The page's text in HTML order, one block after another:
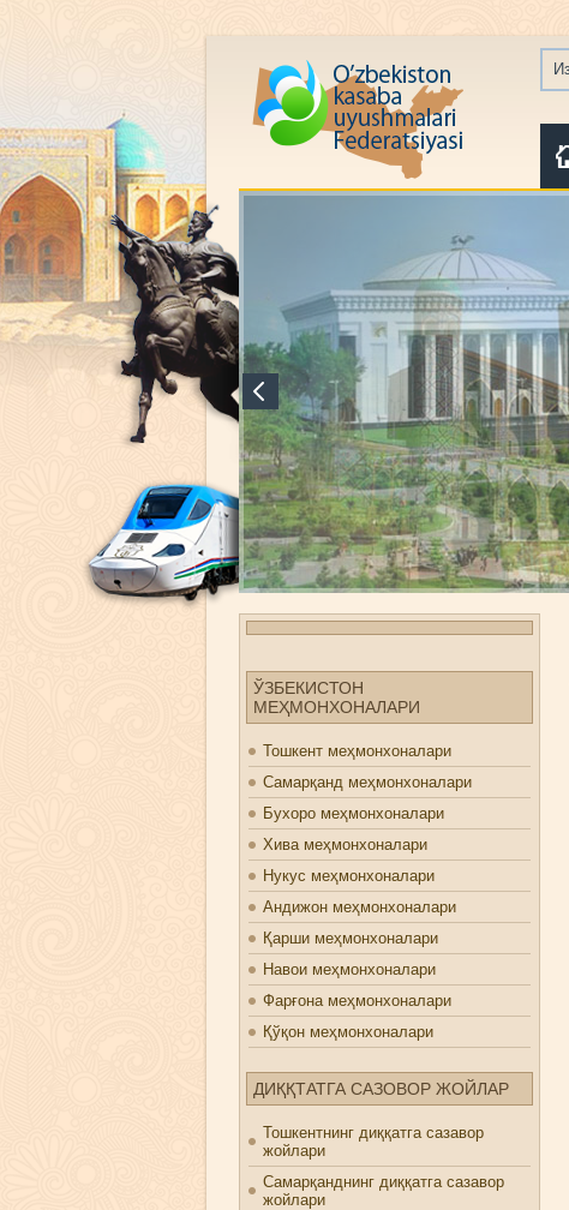
ЎЗБЕКИСТОН
МЕҲМОНХОНАЛАРИ
Тошкент меҳмонхоналари
Самарқанд меҳмонхоналари
Бухоро меҳмонхоналари
Хива меҳмонхоналари
Нукус меҳмонхоналари
Андижон меҳмонхоналари
Қарши меҳмонхоналари
Навои меҳмонхоналари
Фарғона меҳмонхоналари
Қўқон меҳмонхоналари
ДИҚҚТАТГА САЗОВОР ЖОЙЛАР
Тошкентнинг диққатга сазавор
жойлари
Самарқанднинг диққатга сазавор
жойлари